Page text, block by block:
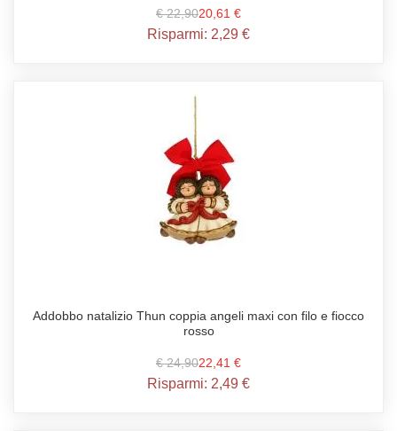
€ 22,9020,61 €
Risparmi: 2,29 €
Addobbo natalizio Thun coppia angeli maxi con filo e fiocco
rosso
€ 24,9022,41 €
Risparmi: 2,49 €